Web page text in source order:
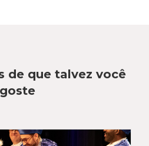
de que talvez você
goste